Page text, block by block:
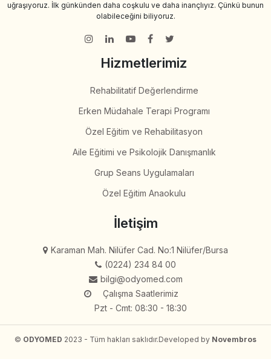
uğraşıyoruz. İlk günkünden daha coşkulu ve daha inançlıyız. Çünkü bunun
olabileceğini biliyoruz.
Hizmetlerimiz
Rehabilitatif Değerlendirme
Erken Müdahale Terapi Programı
Özel Eğitim ve Rehabilitasyon
Aile Eğitimi ve Psikolojik Danışmanlık
Grup Seans Uygulamaları
Özel Eğitim Anaokulu
İletişim
Karaman Mah. Nilüfer Cad. No:1 Nilüfer/Bursa
(0224) 234 84 00
bilgi@odyomed.com
Çalışma Saatlerimiz
Pzt - Cmt: 08:30 - 18:30
© ODYOMED 2023 - Tüm hakları saklıdır.Developed by Novembros